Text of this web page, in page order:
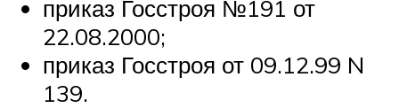
приказ Госстроя №191 от
22.08.2000;
приказ Госстроя от 09.12.99 N
139.